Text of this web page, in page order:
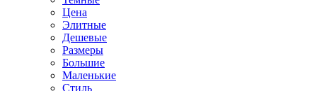
Цена
Элитные
Дешевые
Размеры
Большие
Маленькие
Стиль